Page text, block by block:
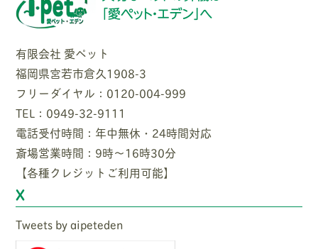
有限会社 愛ペット
福岡県宮若市倉久1908-3
フリーダイヤル：0120-004-999
TEL：0949-32-9111
電話受付時間：年中無休・24時間対応
斎場営業時間：9時〜16時30分
【各種クレジットご利用可能】
X
Tweets by aipeteden